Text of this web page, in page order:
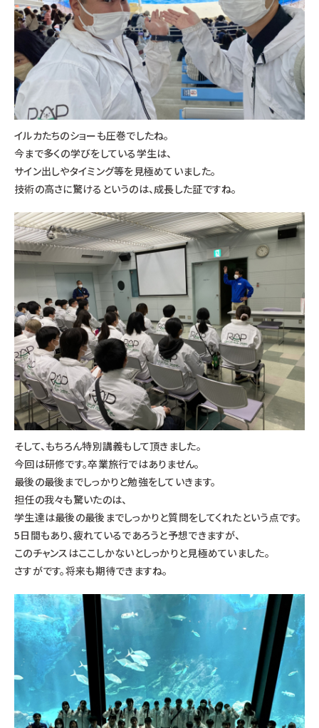
イルカたちのショーも圧巻でしたね。
今まで多くの学びをしている学生は、
サイン出しやタイミング等を見極めていました。
技術の高さに驚けるというのは、成長した証ですね。
そして、もちろん特別講義もして頂きました。
今回は研修です。卒業旅行ではありません。
最後の最後までしっかりと勉強をしていきます。
担任の我々も驚いたのは、
学生達は最後の最後までしっかりと質問をしてくれたという点です。
5日間もあり、疲れているであろうと予想できますが、
このチャンスはここしかないとしっかりと見極めていました。
さすがです。将来も期待できますね。